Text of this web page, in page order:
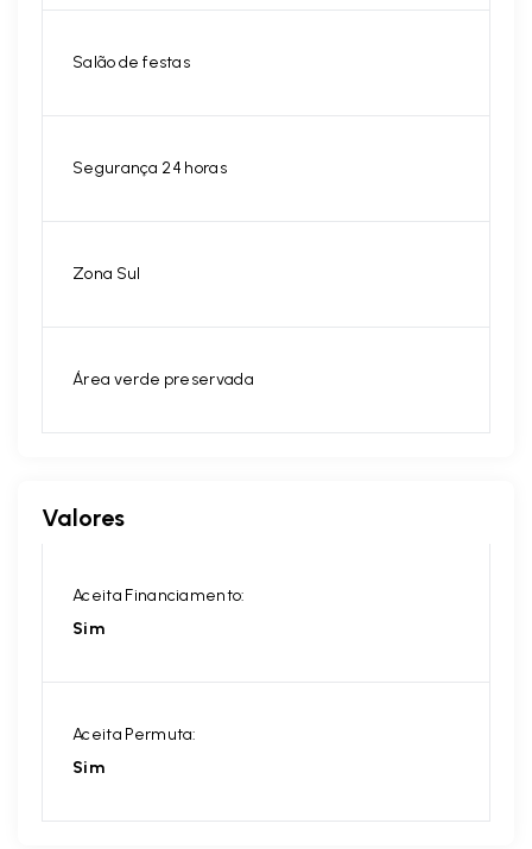
Salão de festas
Segurança 24 horas
Zona Sul
Área verde preservada
Valores
Aceita Financiamento:
Sim
Aceita Permuta:
Sim